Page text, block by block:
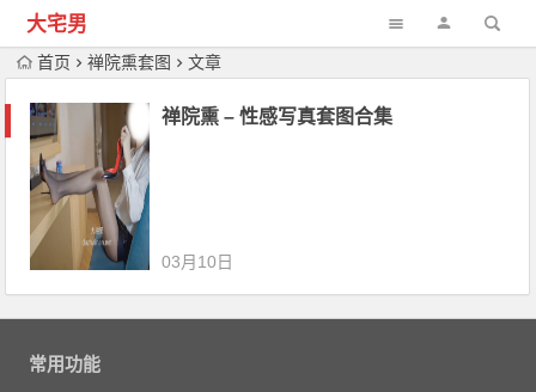
大宅男
首页 禅院熏套图 文章
禅院熏 – 性感写真套图合集
03月10日
常用功能